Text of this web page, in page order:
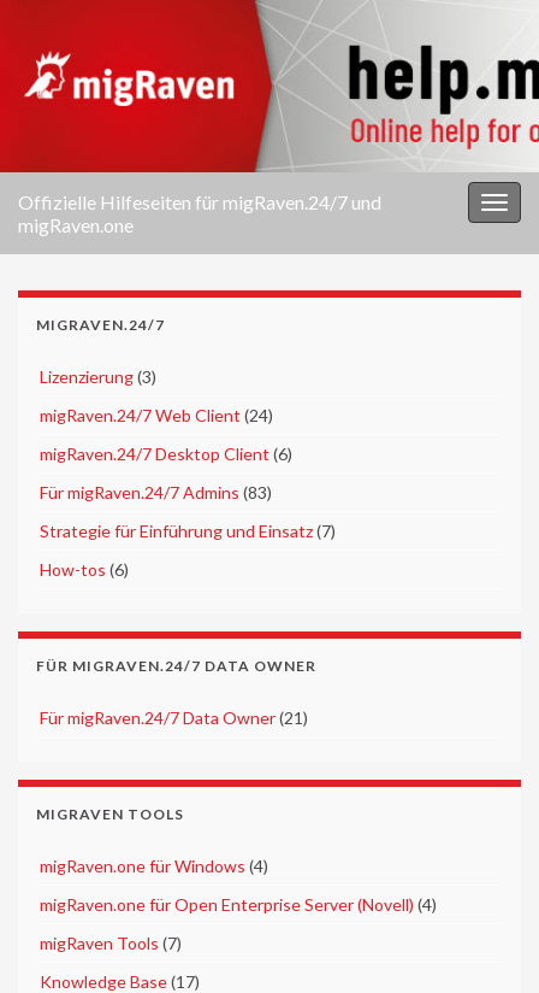
Offizielle Hilfeseiten für migRaven.24/7 und
migRaven.one
MIGRAVEN.24/7
Lizenzierung(3)
migRaven.24/7 Web Client (24)
migRaven.24/7 Desktop Client (6)
Für migRaven.24/7 Admins (83)
Strategie für Einführung und Einsatz(7)
How-tos (6)
FÜR MIGRAVEN.24/7 DATA OWNER
Für migRaven.24/7 Data Owner(21)
MIGRAVEN TOOLS
migRaven.one für Windows (4)
migRaven.one für Open Enterprise Server (Novell) (4)
migRaven Tools (7)
Knowledge Base(17)